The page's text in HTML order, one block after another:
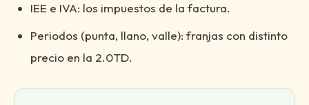
IEE e IVA: los impuestos de la factura.
Periodos (punta, llano, valle): franjas con distinto
precio en la 2.0TD.